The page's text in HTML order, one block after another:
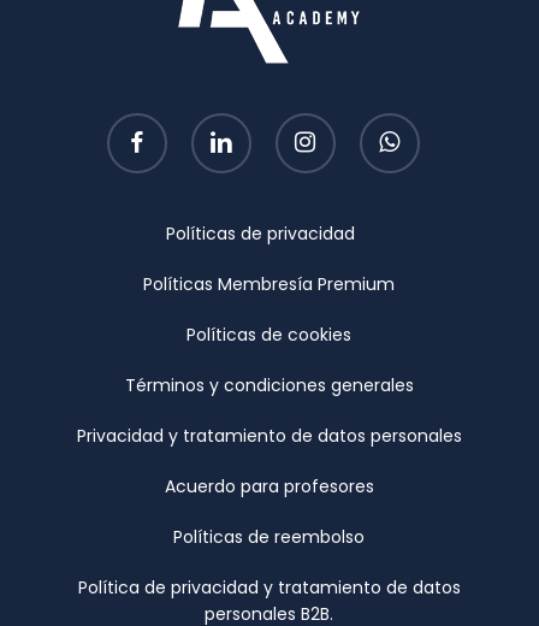
facebook linkedin instagram whatsapp
Políticas de privacidad
Políticas Membresía Premium
Políticas de cookies
Términos y condiciones generales
Privacidad y tratamiento de datos personales
Acuerdo para profesores
Políticas de reembolso
Política de privacidad y tratamiento de datos
personales B2B.